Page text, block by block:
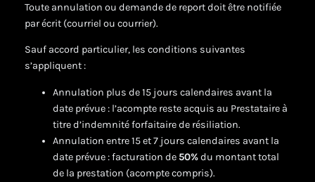
Toute annulation ou demande de report doit être notifiée
par écrit (courriel ou courrier).
Sauf accord particulier, les conditions suivantes
s’appliquent :
Annulation plus de 15 jours calendaires avant la
date prévue : l’acompte reste acquis au Prestataire à
titre d’indemnité forfaitaire de résiliation.
Annulation entre 15 et 7 jours calendaires avant la
date prévue : facturation de 50%du montant total
de la prestation (acompte compris).